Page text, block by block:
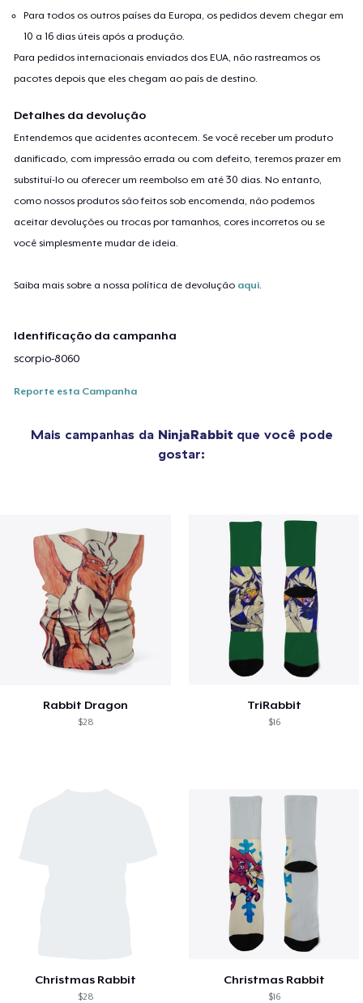
Para todos os outros países da Europa, os pedidos devem chegar em
10 a 16 dias úteis após a produção.
Para pedidos internacionais enviados dos EUA, não rastreamos os
pacotes depois que eles chegam ao país de destino.
Detalhes da devolução
Entendemos que acidentes acontecem. Se você receber um produto
danificado, com impressão errada ou com defeito, teremos prazer em
substituí-lo ou oferecer um reembolso em até 30 dias. No entanto,
como nossos produtos são feitos sob encomenda, não podemos
aceitar devoluções ou trocas por tamanhos, cores incorretos ou se
você simplesmente mudar de ideia.
Saiba mais sobre a nossa política de devolução aqui.
Identificação da campanha
scorpio-8060
Reporte esta Campanha
Mais campanhas da NinjaRabbit que você pode
gostar:
Rabbit Dragon
$28
TriRabbit
$16
Christmas Rabbit
$28
Christmas Rabbit
$16